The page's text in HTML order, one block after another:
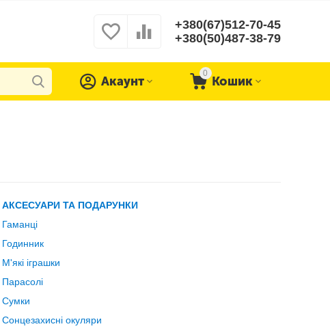
+380(67)512-70-45
+380(50)487-38-79
0
Кошик
Акаунт
АКСЕСУАРИ ТА ПОДАРУНКИ
Гаманці
Годинник
М'які іграшки
Парасолі
Сумки
Сонцезахисні окуляри